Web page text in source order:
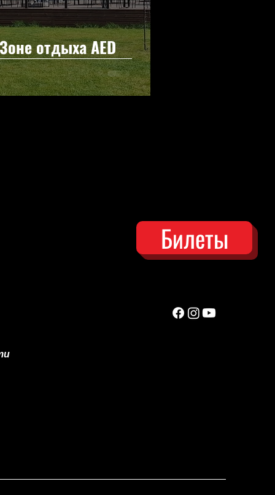
отдыха AED
Билеты